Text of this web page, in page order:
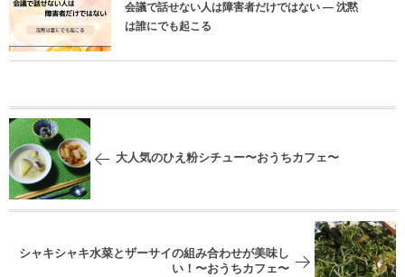
会議で話せない人は障害者だけではない ― 沈黙
は誰にでも起こる
大人気のひえ粉シチュー〜おうちカフェ〜
シャキシャキ水菜とザーサイの組み合わせが美味し
い！〜おうちカフェ〜